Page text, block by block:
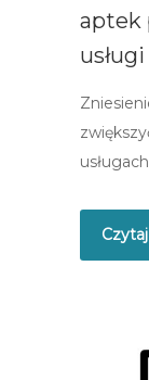
aptek
usługach